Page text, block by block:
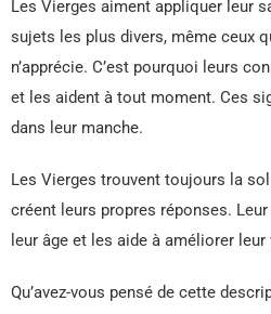
Les Vierges aiment appliquer leur
sujets les plus divers, même ceux
n’apprécie. C’est pourquoi leurs
et les aident à tout moment. Ces
dans leur manche.
Les Vierges trouvent toujours la
créent leurs propres réponses.
leur âge et les aide à améliorer leur
Qu’avez-vous pensé de cette